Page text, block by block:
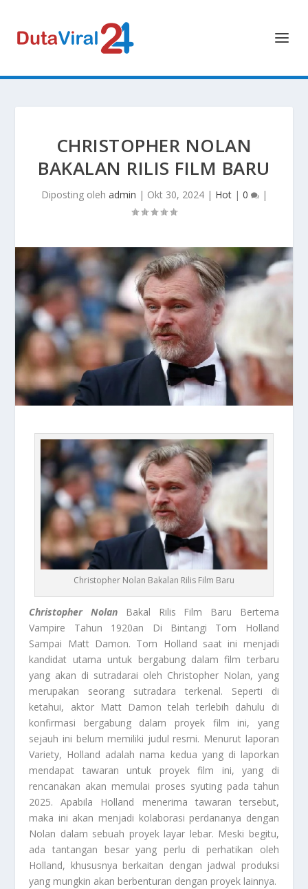
CHRISTOPHER NOLAN
BAKALAN RILIS FILM BARU
Diposting oleh admin | Okt 30, 2024| Hot| 0 |
Christopher Nolan Bakalan Rilis Film Baru
Christopher Nolan Bakal Rilis Film Baru Bertema
Vampire Tahun 1920an Di Bintangi Tom Holland
Sampai Matt Damon. Tom Holland saat ini menjadi
kandidat utama untuk bergabung dalam film terbaru
yang akan di sutradarai oleh Christopher Nolan, yang
merupakan seorang sutradara terkenal. Seperti di
ketahui, aktor Matt Damon telah terlebih dahulu di
konfirmasi bergabung dalam proyek film ini, yang
sejauh ini belum memiliki judul resmi. Menurut laporan
Variety, Holland adalah nama kedua yang di laporkan
mendapat tawaran untuk proyek film ini, yang di
rencanakan akan memulai proses syuting pada tahun
2025. Apabila Holland menerima tawaran tersebut,
maka ini akan menjadi kolaborasi perdananya dengan
Nolan dalam sebuah proyek layar lebar. Meski begitu,
ada tantangan besar yang perlu di perhatikan oleh
Holland, khususnya berkaitan dengan jadwal produksi
yang mungkin akan berbenturan dengan proyek lainnya.